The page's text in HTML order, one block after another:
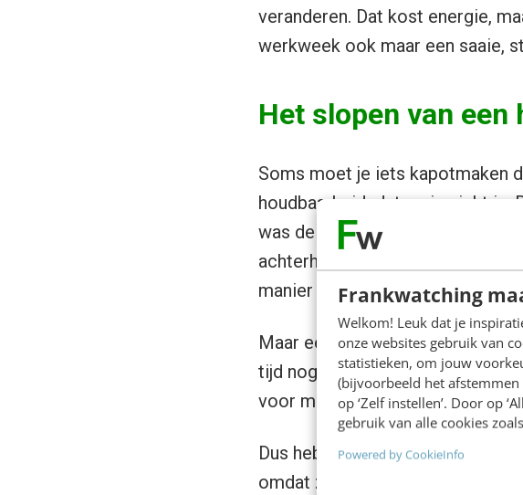
Frankwatching
Welkom! Leuk dat je
onze websites gebruik van
statistieken, om jouw
(bijvoorbeeld het
op ‘Zelf instellen’. Door op
gebruik van alle cookies zoals
Powered by CookieInfo
veranderen. Dat kost energie,
werkweek ook maar een saaie,
Het slopen van
Soms moet je iets kapotmaken
houdbaarheidsdatum in zicht is.
was de brochure decennialang
achterhalen. Iedereen deed het,
manier van werken.
Maar eerlijk gezegd vond ik de
tijd nog door een statisch
voor mij niet meer van deze tijd.
Dus hebben we voor
omdat ze slecht gingen, maar